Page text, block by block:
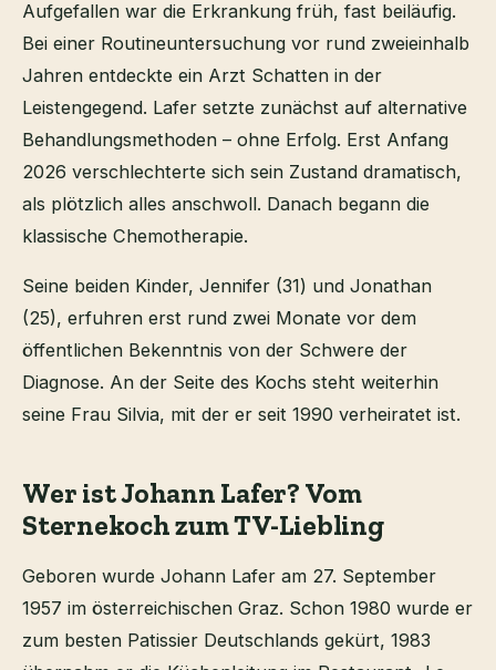
Aufgefallen war die Erkrankung früh, fast beiläufig.
Bei einer Routineuntersuchung vor rund zweieinhalb
Jahren entdeckte ein Arzt Schatten in der
Leistengegend. Lafer setzte zunächst auf alternative
Behandlungsmethoden – ohne Erfolg. Erst Anfang
2026 verschlechterte sich sein Zustand dramatisch,
als plötzlich alles anschwoll. Danach begann die
klassische Chemotherapie.
Seine beiden Kinder, Jennifer (31) und Jonathan
(25), erfuhren erst rund zwei Monate vor dem
öffentlichen Bekenntnis von der Schwere der
Diagnose. An der Seite des Kochs steht weiterhin
seine Frau Silvia, mit der er seit 1990 verheiratet ist.
Wer ist Johann Lafer? Vom
Sternekoch zum TV-Liebling
Geboren wurde Johann Lafer am 27. September
1957 im österreichischen Graz. Schon 1980 wurde er
zum besten Patissier Deutschlands gekürt, 1983